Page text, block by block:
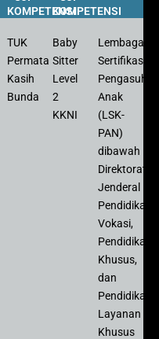
KOMPETENSIKOMPETENSI
TUK
Permata
Kasih
Bunda
Baby
Sitter
Level
2
KKNI
Lembaga
Sertifikasi
Pengasuh
Anak
(LSK-
PAN)
dibawah
Direktorat
Jenderal
Pendidikan
Vokasi,
Pendidikan
Khusus,
dan
Pendidikan
Layanan
Khusus